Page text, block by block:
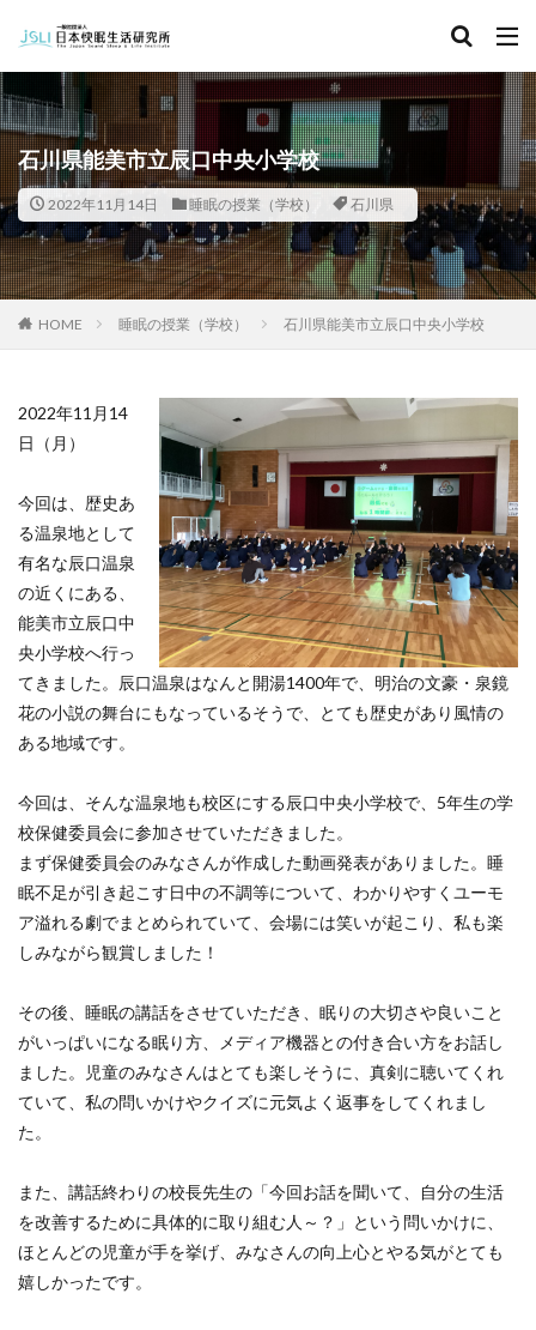
石川県能美市立辰口中央小学校
2022年11月14日 睡眠の授業（学校） 石川県
HOME 睡眠の授業（学校） 石川県能美市立辰口中央小学校
2022年11月14
日（月）
今回は、歴史あ
る温泉地として
有名な辰口温泉
の近くにある、
能美市立辰口中
央小学校へ行っ
てきました。辰口温泉はなんと開湯1400年で、明治の文豪・泉鏡
花の小説の舞台にもなっているそうで、とても歴史があり風情の
ある地域です。
今回は、そんな温泉地も校区にする辰口中央小学校で、5年生の学
校保健委員会に参加させていただきました。
まず保健委員会のみなさんが作成した動画発表がありました。睡
眠不足が引き起こす日中の不調等について、わかりやすくユーモ
ア溢れる劇でまとめられていて、会場には笑いが起こり、私も楽
しみながら観賞しました！
その後、睡眠の講話をさせていただき、眠りの大切さや良いこと
がいっぱいになる眠り方、メディア機器との付き合い方をお話し
ました。児童のみなさんはとても楽しそうに、真剣に聴いてくれ
ていて、私の問いかけやクイズに元気よく返事をしてくれまし
た。
また、講話終わりの校長先生の「今回お話を聞いて、自分の生活
を改善するために具体的に取り組む人～？」という問いかけに、
ほとんどの児童が手を挙げ、みなさんの向上心とやる気がとても
嬉しかったです。
カテゴリー
タグ
北海道 青森県 秋田県 茨城県
埼玉県
千葉県
東京都 富山県 石川県
福井県
長野県
滋賀県 京都府 島根県
山口県
検索